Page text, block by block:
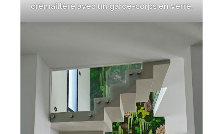
crémaillère avec un garde-corps en verre.